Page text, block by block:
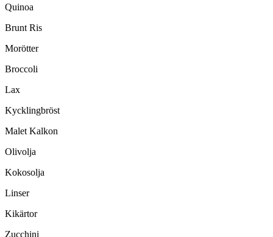
Quinoa
Brunt Ris
Morötter
Broccoli
Lax
Kycklingbröst
Malet Kalkon
Olivolja
Kokosolja
Linser
Kikärtor
Zucchini